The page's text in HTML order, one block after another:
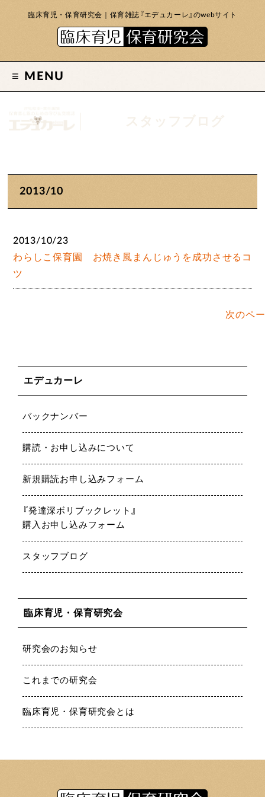
臨床育児・保育研究会｜保育雑誌『エデュカーレ』のwebサイト
MENU
2013/10
2013/10/23
わらしこ保育園 お焼き風まんじゅうを成功させるコ
ツ
次のペ
エデュカーレ
バックナンバー
購読・お申し込みについて
新規購読お申し込みフォーム
『発達深ボリブックレット』
購入お申し込みフォーム
スタッフブログ
臨床育児・保育研究会
研究会のお知らせ
これまでの研究会
臨床育児・保育研究会とは